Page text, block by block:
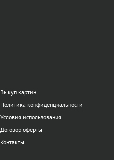
Выкуп картин
Политика конфиденциальности
Условия использования
Договор оферты
Контакты